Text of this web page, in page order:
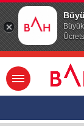
Ana icerige atla